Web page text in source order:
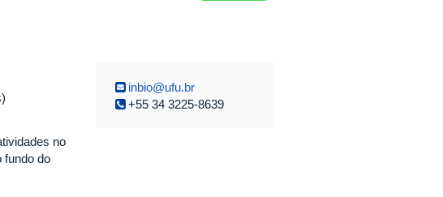
no
fundo do
inbio@ufu.br
+55 34 3225-8639